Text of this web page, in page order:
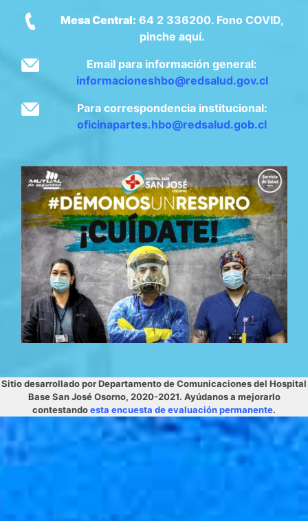
Mesa Central: 64 2 336200. Fono COVID,
pinche aquí.
Email para información general:
informacioneshbo@redsalud.gov.cl
Para correspondencia institucional:
oficinapartes.hbo@redsalud.gob.cl
Sitio desarrollado por Departamento de Comunicaciones del Hospital
Base San José Osorno, 2020-2021. Ayúdanos a mejorarlo
contestandoesta encuesta de evaluación permanente.